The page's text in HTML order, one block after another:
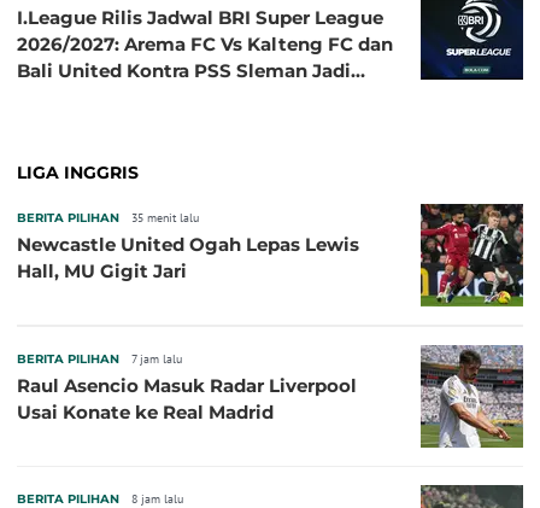
I.League Rilis Jadwal BRI Super League
2026/2027: Arema FC Vs Kalteng FC dan
Bali United Kontra PSS Sleman Jadi
LIGA INGGRIS
BERITA PILIHAN 35 menit lalu
Newcastle United Ogah Lepas Lewis
Hall, MU Gigit Jari
BERITA PILIHAN 7 jam lalu
Raul Asencio Masuk Radar Liverpool
Usai Konate ke Real Madrid
BERITA PILIHAN 8 jam lalu